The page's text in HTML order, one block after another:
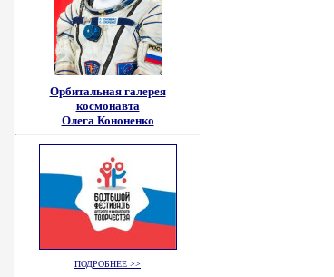
Орбитальная галерея
космонавта
Олега Кононенко
ПОДРОБНЕЕ >>